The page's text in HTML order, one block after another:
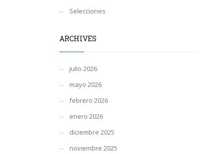
Selecciones
ARCHIVES
julio 2026
mayo 2026
febrero 2026
enero 2026
diciembre 2025
noviembre 2025